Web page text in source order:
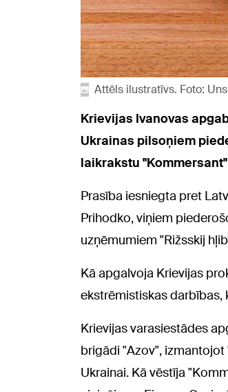
Attēls ilustratīvs. Foto:
Krievijas Ivanovas
Ukrainas pilsoņiem
laikrakstu
Prasība iesniegta pret
Prihodko, viņiem
uzņēmumiem "Rižsskij
Kā apgalvoja Krievijas
ekstrēmistiskas darbības,
Krievijas varasiestādes
brigādi "Azov",
Ukrainai. Kā vēstīja